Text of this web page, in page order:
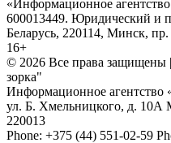
«Информационное
600013449. Юридический и
Беларусь, 220114, Минск,
16+
© 2026 Все права защищены
зорка"
Информационное агентство
ул. Б. Хмельницкого, д. 10А
220013
Phone: +375 (44) 551-02-59